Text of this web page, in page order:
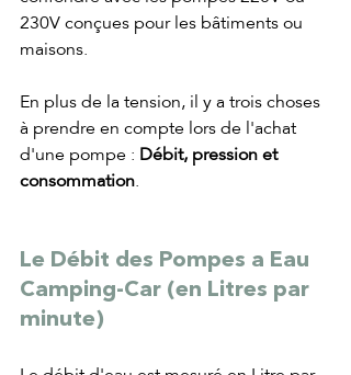
230V conçues pour les bâtiments ou
maisons.
En plus de la tension, il y a trois choses
à prendre en compte lors de l'achat
d'une pompe : Débit, pression et
consommation.
Le Débit des Pompes a Eau
Camping-Car (en Litres par
minute)